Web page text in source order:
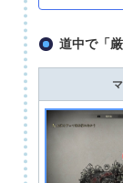
道中で「